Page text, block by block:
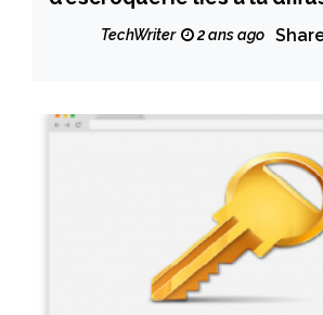
funérailles sur Facebook.
TechWriter 2 ans ago